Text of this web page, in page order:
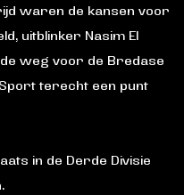
waren de kansen voor
uitblinker Nasim El
weg voor de Bredase
terecht een punt
in de Derde Divisie